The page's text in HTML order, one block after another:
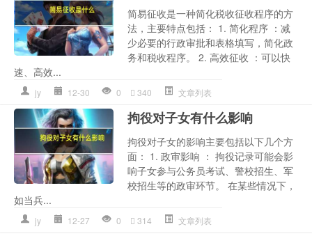
简易征收是一种简化税收征收程序的方
法，主要特点包括： 1. 简化程序 ：减
少必要的行政审批和表格填写，简化政
务和税收程序。 2. 高效征收 ：可以快
速、高效...
jy 12-30 0 340 文章列表
拘役对子女有什么影响
拘役对子女的影响主要包括以下几个方
面： 1. 政审影响 ： 拘役记录可能会影
响子女参与公务员考试、警校招生、军
校招生等的政审环节。 在某些情况下，
如当兵...
jy 12-27 0 314 文章列表